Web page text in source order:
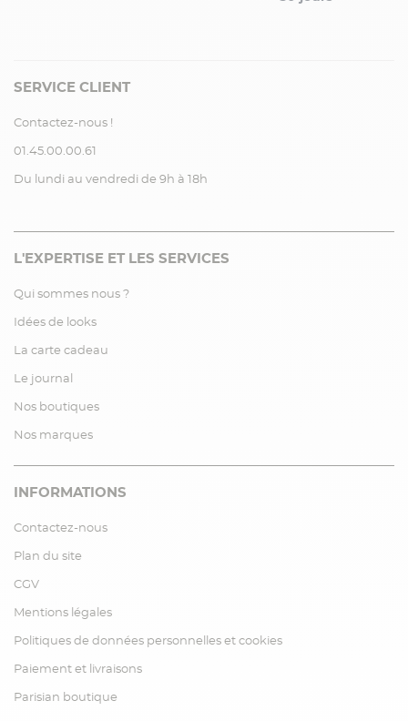
SERVICE CLIENT
Contactez-nous !
01.45.00.00.61
Du lundi au vendredi de 9h à 18h
L'EXPERTISE ET LES SERVICES
Qui sommes nous ?
Idées de looks
La carte cadeau
Le journal
Nos boutiques
Nos marques
INFORMATIONS
Contactez-nous
Plan du site
CGV
Mentions légales
Politiques de données personnelles et cookies
Paiement et livraisons
Parisian boutique